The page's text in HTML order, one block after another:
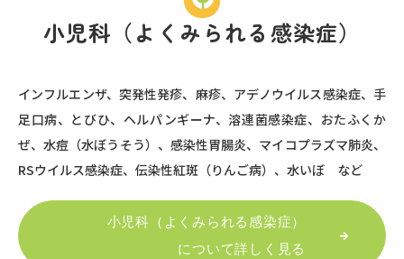
小児科（よくみられる感染症）
インフルエンザ、突発性発疹、麻疹、アデノウイルス感染症、手
足口病、とびひ、ヘルパンギーナ、溶連菌感染症、おたふくか
ぜ、水痘（水ぼうそう）、感染性胃腸炎、マイコプラズマ肺炎、
RSウイルス感染症、伝染性紅斑（りんご病）、水いぼ など
小児科（よくみられる感染症）
について詳しく見る